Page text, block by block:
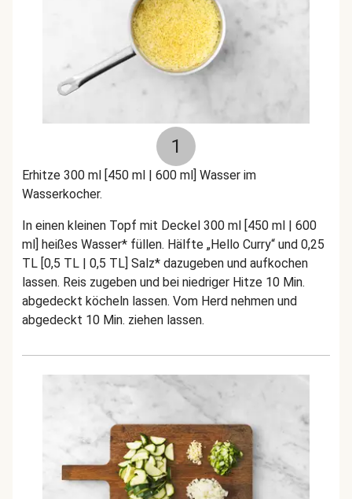
1
Erhitze 300 ml [450 ml | 600 ml] Wasser im
Wasserkocher.
In einen kleinen Topf mit Deckel 300 ml [450 ml | 600
ml] heißes Wasser* füllen. Hälfte „Hello Curry“ und 0,25
TL [0,5 TL | 0,5 TL] Salz* dazugeben und aufkochen
lassen. Reis zugeben und bei niedriger Hitze 10 Min.
abgedeckt köcheln lassen. Vom Herd nehmen und
abgedeckt 10 Min. ziehen lassen.